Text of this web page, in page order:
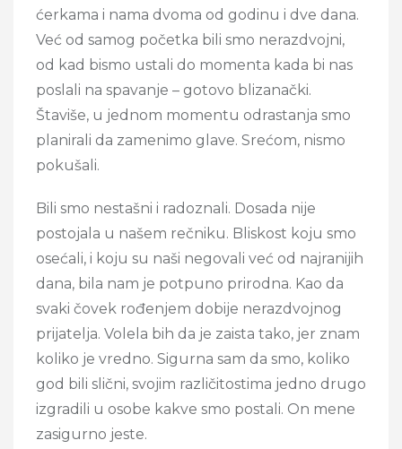
ćerkama i nama dvoma od godinu i dve dana.
Već od samog početka bili smo nerazdvojni,
od kad bismo ustali do momenta kada bi nas
poslali na spavanje – gotovo blizanački.
Štaviše, u jednom momentu odrastanja smo
planirali da zamenimo glave. Srećom, nismo
pokušali.
Bili smo nestašni i radoznali. Dosada nije
postojala u našem rečniku. Bliskost koju smo
osećali, i koju su naši negovali već od najranijih
dana, bila nam je potpuno prirodna. Kao da
svaki čovek rođenjem dobije nerazdvojnog
prijatelja. Volela bih da je zaista tako, jer znam
koliko je vredno. Sigurna sam da smo, koliko
god bili slični, svojim različitostima jedno drugo
izgradili u osobe kakve smo postali. On mene
zasigurno jeste.